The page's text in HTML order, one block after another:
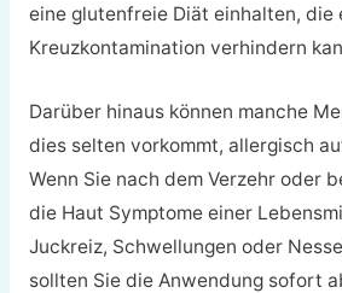
eine glutenfreie Diät einhalten, die
Kreuzkontamination verhindern
Darüber hinaus können manche
dies selten vorkommt, allergisch
Wenn Sie nach dem Verzehr oder
die Haut Symptome einer
Juckreiz, Schwellungen oder
sollten Sie die Anwendung sofort